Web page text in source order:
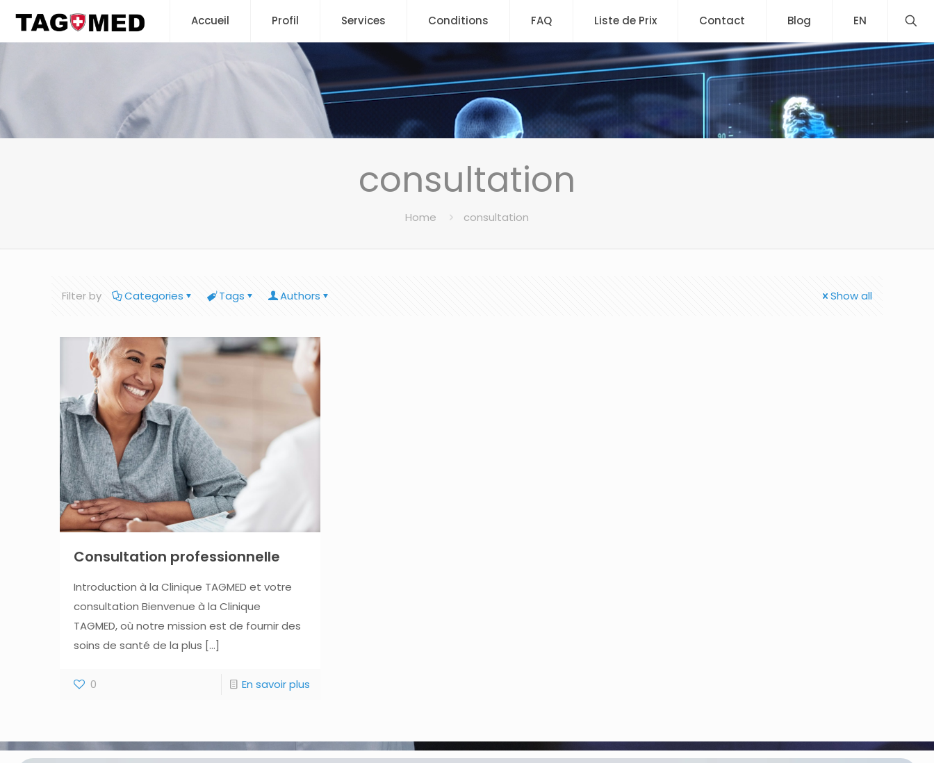
Accueil Profil Services Conditions FAQ Liste de Prix Contact Blog EN
consultation
Home consultation
Filter by Categories Tags Authors Show all
Consultation professionnelle
Introduction à la Clinique TAGMED et votre
consultation Bienvenue à la Clinique
TAGMED, où notre mission est de fournir des
soins de santé de la plus […]
0 En savoir plus